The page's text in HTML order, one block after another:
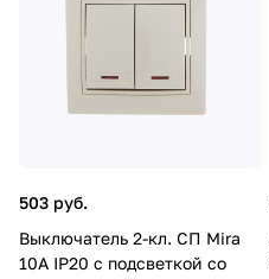
503 руб.
Выключатель 2-кл. СП Mira
10А IP20 с подсветкой со